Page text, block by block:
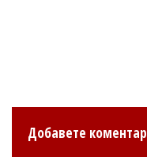
Добавете коментар